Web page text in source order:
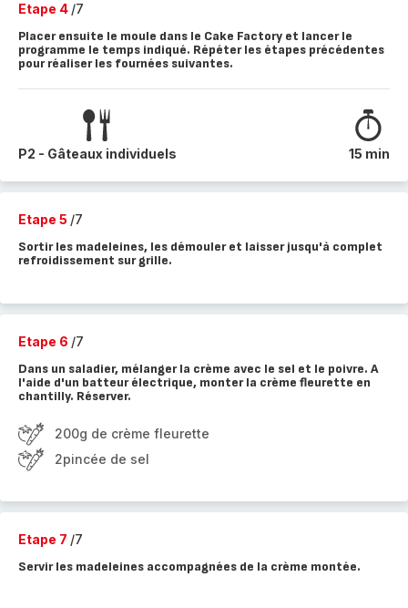
Etape 4 /7
Placer ensuite le moule dans le Cake Factory et lancer le
programme le temps indiqué. Répéter les étapes précédentes
pour réaliser les fournées suivantes.
P2 - Gâteaux individuels 15 min
Etape 5 /7
Sortir les madeleines, les démouler et laisser jusqu'à complet
refroidissement sur grille.
Etape 6 /7
Dans un saladier, mélanger la crème avec le sel et le poivre. A
l'aide d'un batteur électrique, monter la crème fleurette en
chantilly. Réserver.
200g de crème fleurette
2pincée de sel
Etape 7 /7
Servir les madeleines accompagnées de la crème montée.